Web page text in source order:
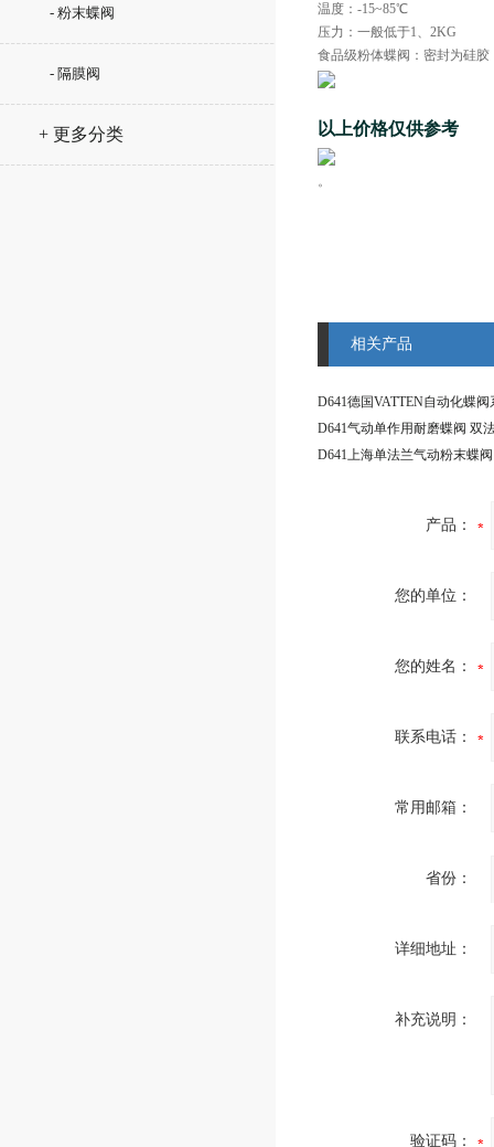
- 粉末蝶阀
- 隔膜阀
+ 更多分类
温度：-15~85℃
压力：一般低于1、2KG
食品级粉体蝶阀：密封为硅胶
以上价格仅供参考
。
相关产品
产品：
您的单位：
您的姓名：
联系电话：
常用邮箱：
省份：
详细地址：
补充说明：
验证码：